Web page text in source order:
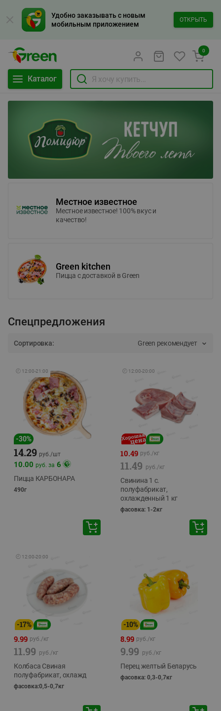
Удобно заказывать с новым
мобильным приложением
ОТКРЫТЬ
Каталог
0
Местное известное
Местное известное! 100% вкус и
качество!
Green kitchen
Пицца c доставкой в Green
Спецпредложения
Сортировка: Green рекомендует
🕘 12:00-21:00
-30%
14.29 руб./шт
10.00 руб. за 6
Пицца КАРБОНАРА
490г
🕘 12:00-20:00
10.49 руб./кг
11.49 руб./кг
Свинина 1 с.
полуфабрикат,
охлажденный 1 кг
фасовка: 1-2кг
🕘 12:00-20:00
-17%
9.99 руб./кг
11.99 руб./кг
Колбаса Свиная
полуфабрикат, охлажд
фасовка:0,5-0,7кг
-10%
8.99 руб./кг
9.99 руб./кг
Перец желтый Беларусь
фасовка: 0,3-0,7кг